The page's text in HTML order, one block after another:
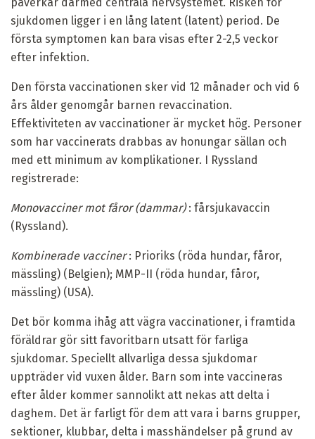
sjukdomen ligger i en lång latent (latent) period. De
första symptomen kan bara visas efter 2-2,5 veckor
efter infektion.
Den första vaccinationen sker vid 12 månader och vid 6
års ålder genomgår barnen revaccination.
Effektiviteten av vaccinationer är mycket hög. Personer
som har vaccinerats drabbas av honungar sällan och
med ett minimum av komplikationer. I Ryssland
registrerade:
Monovacciner mot fåror (dammar): fårsjukavaccin
(Ryssland).
Kombinerade vacciner: Prioriks (röda hundar, fåror,
mässling) (Belgien); MMP-II (röda hundar, fåror,
mässling) (USA).
Det bör komma ihåg att vägra vaccinationer, i framtida
föräldrar gör sitt favoritbarn utsatt för farliga
sjukdomar. Speciellt allvarliga dessa sjukdomar
uppträder vid vuxen ålder. Barn som inte vaccineras
efter ålder kommer sannolikt att nekas att delta i
daghem. Det är farligt för dem att vara i barns grupper,
sektioner, klubbar, delta i masshändelser på grund av